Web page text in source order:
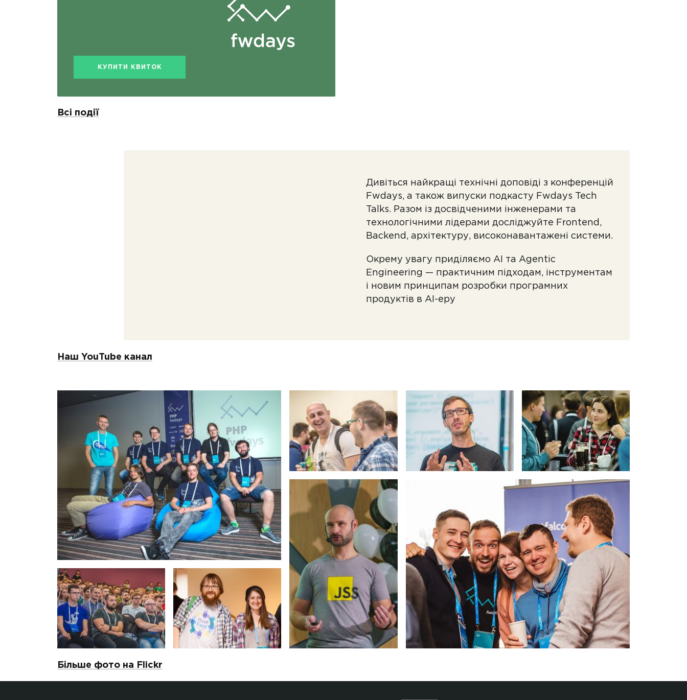
КУПИТИ КВИТОК
Всі події
Дивіться найкращі технічні доповіді з конференцій
Fwdays, а також випуски подкасту Fwdays Tech
Talks. Разом із досвідченими інженерами та
технологічними лідерами досліджуйте Frontend,
Backend, архітектуру, високонавантажені системи.
Окрему увагу приділяємо AI та Agentic
Engineering — практичним підходам, інструментам
і новим принципам розробки програмних
продуктів в AI-еру
Наш YouTube канал
Більше фото на Flickr